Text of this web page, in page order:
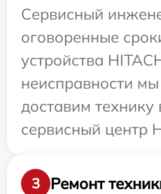
Сервисный
оговоренные
устройства
неисправности
доставим технику
сервисный центр
3
Ремонт